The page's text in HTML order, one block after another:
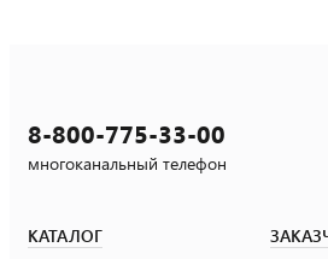
8-800-775-33-00
многоканальный телефон
КАТАЛОГ